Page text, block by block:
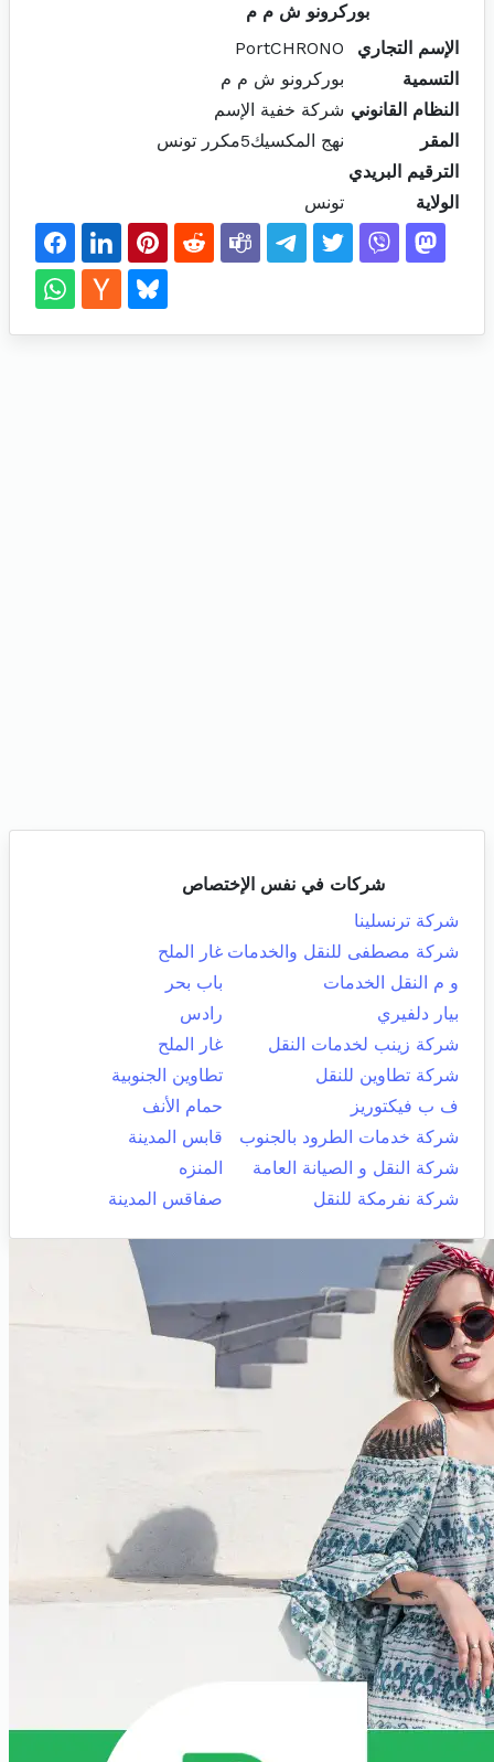
بوركرونو ش م م
الإسم التجاري
PortCHRONO
التسمية
بوركرونو ش م م
النظام القانوني شركة خفية الإسم
المقر
نهج المكسيك5مكرر تونس
الترقيم البريدي
الولاية
تونس
شركات في نفس الإختصاص
شركة ترنسلينا
شركة مصطفى للنقل والخدمات غار الملح
و م النقل الخدمات
باب بحر
بيار دلفيري
رادس
شركة زينب لخدمات النقل
غار الملح
شركة تطاوين للنقل
تطاوين الجنوبية
ف ب فيكتوريز
حمام الأنف
شركة خدمات الطرود بالجنوب
قابس المدينة
شركة النقل و الصيانة العامة
المنزه
شركة نفرمكة للنقل
صفاقس المدينة